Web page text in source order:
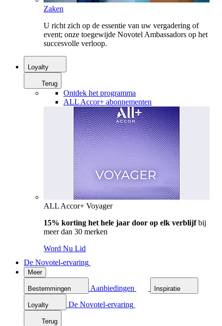
Zaken
U richt zich op de essentie van uw vergadering of
event; onze toegewijde Novotel Ambassadors op het
succesvolle verloop.
Loyalty
Terug
Ontdek het programma
ALL Accor+ abonnementen
ALL Accor+ Voyager
15% korting het hele jaar door op elk verblijfbij
meer dan 30 merken
Word Nu Lid
De Novotel-ervaring
Meer
Bestemmingen Aanbiedingen Inspiratie
Loyalty De Novotel-ervaring
Terug